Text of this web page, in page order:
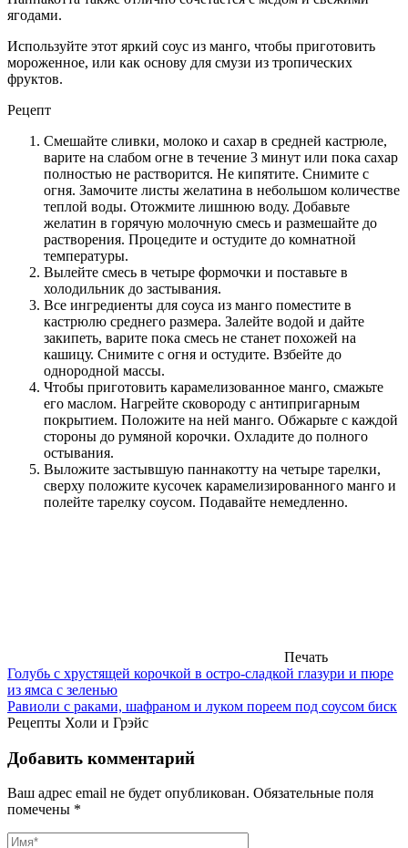
ягодами.
Используйте этот яркий соус из манго, чтобы приготовить
мороженное, или как основу для смузи из тропических
фруктов.
Рецепт
Смешайте сливки, молоко и сахар в средней кастрюле,
варите на слабом огне в течение 3 минут или пока сахар
полностью не растворится. Не кипятите. Снимите с
огня. Замочите листы желатина в небольшом количестве
теплой воды. Отожмите лишнюю воду. Добавьте
желатин в горячую молочную смесь и размешайте до
растворения. Процедите и остудите до комнатной
температуры.
Вылейте смесь в четыре формочки и поставьте в
холодильник до застывания.
Все ингредиенты для соуса из манго поместите в
кастрюлю среднего размера. Залейте водой и дайте
закипеть, варите пока смесь не станет похожей на
кашицу. Снимите с огня и остудите. Взбейте до
однородной массы.
Чтобы приготовить карамелизованное манго, смажьте
его маслом. Нагрейте сковороду с антипригарным
покрытием. Положите на ней манго. Обжарьте с каждой
стороны до румяной корочки. Охладите до полного
остывания.
Выложите застывшую паннакотту на четыре тарелки,
сверху положите кусочек карамелизированного манго и
полейте тарелку соусом. Подавайте немедленно.
Печать
Голубь с хрустящей корочкой в остро-сладкой глазури и пюре
из ямса с зеленью
Равиоли с раками, шафраном и луком пореем под соусом биск
Рецепты Холи и Грэйс
Добавить комментарий
Ваш адрес email не будет опубликован. Обязательные поля
помечены *